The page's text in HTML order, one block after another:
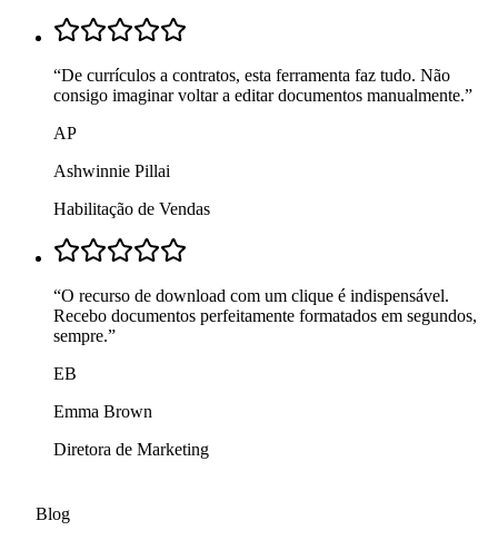
“De currículos a contratos, esta ferramenta faz tudo. Não
consigo imaginar voltar a editar documentos manualmente.”
AP
Ashwinnie Pillai
Habilitação de Vendas
“O recurso de download com um clique é indispensável.
Recebo documentos perfeitamente formatados em segundos,
sempre.”
EB
Emma Brown
Diretora de Marketing
Blog